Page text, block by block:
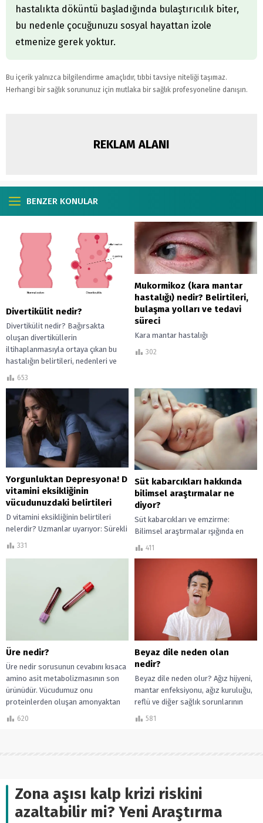
hastalıkta döküntü başladığında bulaştırıcılık biter,
bu nedenle çocuğunuzu sosyal hayattan izole
etmenize gerek yoktur.
Bu içerik yalnızca bilgilendirme amaçlıdır, tıbbi tavsiye niteliği taşımaz.
Herhangi bir sağlık sorununuz için mutlaka bir sağlık profesyoneline danışın.
REKLAM ALANI
BENZER KONULAR
Divertikülit nedir?
Divertikülit nedir? Bağırsakta
oluşan divertiküllerin
iltihaplanmasıyla ortaya çıkan bu
hastalığın belirtileri, nedenleri ve
653
Mukormikoz (kara mantar
hastalığı) nedir? Belirtileri,
bulaşma yolları ve tedavi
süreci
Kara mantar hastalığı
302
Yorgunluktan Depresyona! D
vitamini eksikliğinin
vücudunuzdaki belirtileri
D vitamini eksikliğinin belirtileri
nelerdir? Uzmanlar uyarıyor: Sürekli
331
Süt kabarcıkları hakkında
bilimsel araştırmalar ne
diyor?
Süt kabarcıkları ve emzirme:
Bilimsel araştırmalar ışığında en
etkili tedavi yöntemleri ve emzirme
411
Üre nedir?
Üre nedir sorusunun cevabını kısaca
amino asit metabolizmasının son
ürünüdür. Vücudumuz onu
proteinlerden oluşan amonyaktan
620
Beyaz dile neden olan
nedir?
Beyaz dile neden olur? Ağız hijyeni,
mantar enfeksiyonu, ağız kuruluğu,
reflü ve diğer sağlık sorunlarının
581
Zona aşısı kalp krizi riskini
azaltabilir mi? Yeni Araştırma